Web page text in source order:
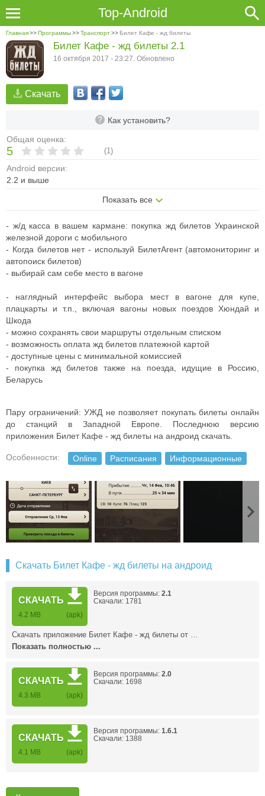
Top-Android
Главная>>Программы>>Транспорт>> Билет Кафе - жд билеты
Скачать
Как установить?
Общая оценка:
5 (1)
Android версии:
2.2 и выше
Показать все
Билет Кафе - жд билеты 2.1
16 октября 2017 - 23:27. Обновлено
- ж/д касса в вашем кармане: покупка жд билетов Украинской
железной дороги с мобильного
- Когда билетов нет - используй БилетАгент (автомониторинг и
автопоиск билетов)
- выбирай сам себе место в вагоне
- наглядный интерфейс выбора мест в вагоне для купе,
плацкарты и т.п., включая вагоны новых поездов Хюндай и
Шкода
- можно сохранять свои маршруты отдельным списком
- возможность оплата жд билетов платежной картой
- доступные цены с минимальной комиссией
- покупка жд билетов также на поезда, идущие в Россию,
Беларусь
Пару ограничений: УЖД не позволяет покупать билеты онлайн
до станций в Западной Европе. Последнюю версию
приложения Билет Кафе - жд билеты на андроид скачать.
Особенности: Online Расписания Информационные
Скачать Билет Кафе - жд билеты на андроид
СКАЧАТЬ
4.2 MB (apk)
Версия программы: 2.1
Скачали: 1781
Скачать приложение Билет Кафе - жд билеты от …
Показать полностью ...
СКАЧАТЬ
4.3 MB (apk)
Версия программы: 2.0
Скачали: 1698
СКАЧАТЬ
4.1 MB (apk)
Версия программы: 1.6.1
Скачали: 1388